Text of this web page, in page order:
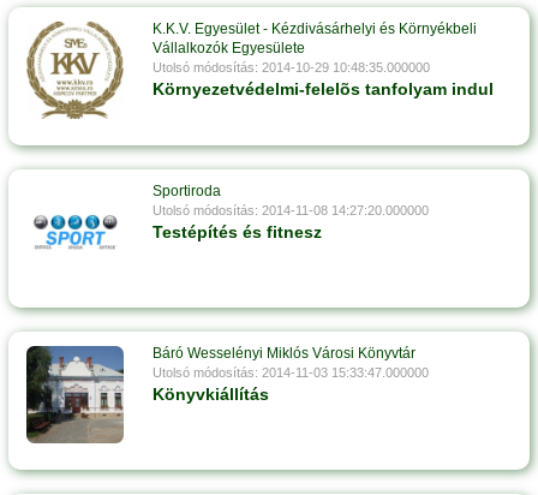
K.K.V. Egyesület - Kézdivásárhelyi és Környékbeli
Vállalkozók Egyesülete
Utolsó módosítás: 2014-10-29 10:48:35.000000
Környezetvédelmi-felelõs tanfolyam indul
Sportiroda
Utolsó módosítás: 2014-11-08 14:27:20.000000
Testépítés és fitnesz
Báró Wesselényi Miklós Városi Könyvtár
Utolsó módosítás: 2014-11-03 15:33:47.000000
Könyvkiállítás